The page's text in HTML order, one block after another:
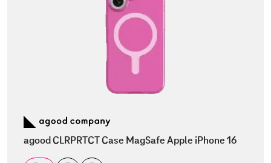
agood CLRPRTCT Case MagSafe Apple iPhone 16